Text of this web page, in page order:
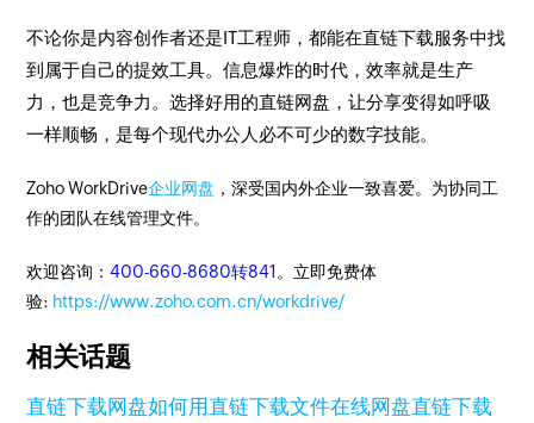
不论你是内容创作者还是IT工程师，都能在直链下载服务中找
到属于自己的提效工具。信息爆炸的时代，效率就是生产
力，也是竞争力。选择好用的直链网盘，让分享变得如呼吸
一样顺畅，是每个现代办公人必不可少的数字技能。
Zoho WorkDrive企业网盘 ，深受国内外企业一致喜爱。为协同工
作的团队在线管理文件。
欢迎咨询：400-660-8680转841 。立即免费体
验: https://www.zoho.com.cn/workdrive/
相关话题
直链下载网盘如何用直链下载文件在线网盘直链下载